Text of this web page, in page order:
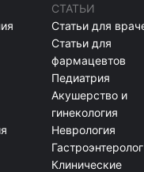
СТАТЬИ
Статьи для
Статьи для
фармацевтов
Педиатрия
Акушерство и
гинекология
Неврология
Клинические